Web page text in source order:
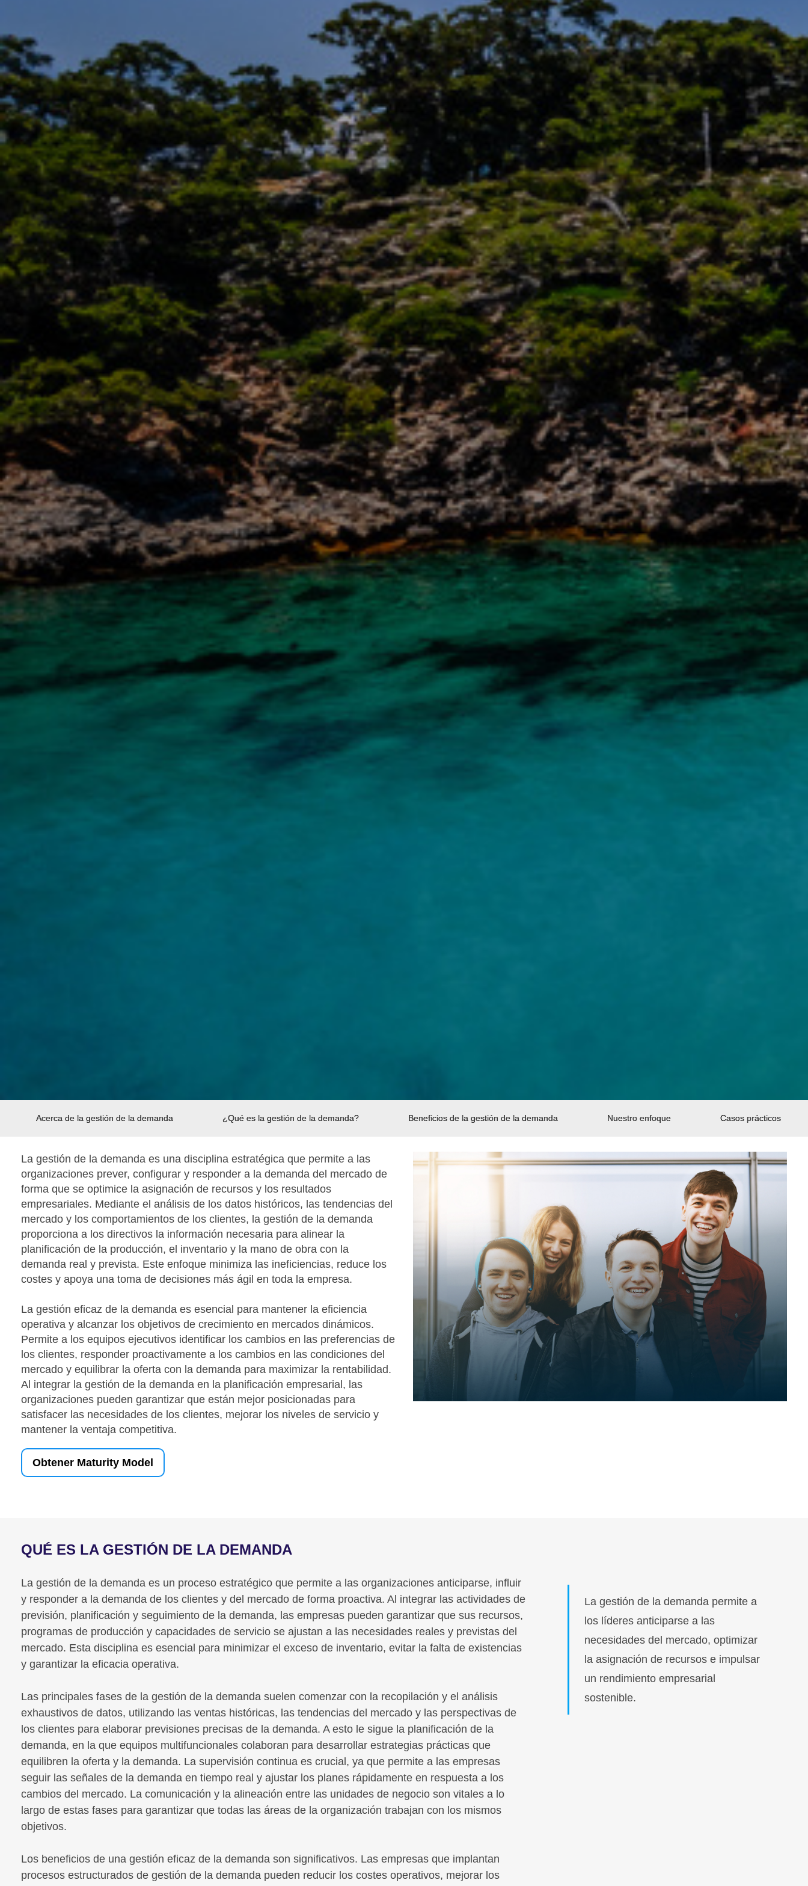
Acerca de la gestión de la demanda ¿Qué es la gestión de la demanda? Beneficios de la gestión de la demanda Nuestro enfoque Casos prácticos
La gestión de la demanda es una disciplina estratégica que permite a las
organizaciones prever, configurar y responder a la demanda del mercado de
forma que se optimice la asignación de recursos y los resultados
empresariales. Mediante el análisis de los datos históricos, las tendencias del
mercado y los comportamientos de los clientes, la gestión de la demanda
proporciona a los directivos la información necesaria para alinear la
planificación de la producción, el inventario y la mano de obra con la
demanda real y prevista. Este enfoque minimiza las ineficiencias, reduce los
costes y apoya una toma de decisiones más ágil en toda la empresa.
La gestión eficaz de la demanda es esencial para mantener la eficiencia
operativa y alcanzar los objetivos de crecimiento en mercados dinámicos.
Permite a los equipos ejecutivos identificar los cambios en las preferencias de
los clientes, responder proactivamente a los cambios en las condiciones del
mercado y equilibrar la oferta con la demanda para maximizar la rentabilidad.
Al integrar la gestión de la demanda en la planificación empresarial, las
organizaciones pueden garantizar que están mejor posicionadas para
satisfacer las necesidades de los clientes, mejorar los niveles de servicio y
mantener la ventaja competitiva.
Obtener Maturity Model
QUÉ ES LA GESTIÓN DE LA DEMANDA
La gestión de la demanda es un proceso estratégico que permite a las organizaciones anticiparse, influir
y responder a la demanda de los clientes y del mercado de forma proactiva. Al integrar las actividades de
previsión, planificación y seguimiento de la demanda, las empresas pueden garantizar que sus recursos,
programas de producción y capacidades de servicio se ajustan a las necesidades reales y previstas del
mercado. Esta disciplina es esencial para minimizar el exceso de inventario, evitar la falta de existencias
y garantizar la eficacia operativa.
Las principales fases de la gestión de la demanda suelen comenzar con la recopilación y el análisis
exhaustivos de datos, utilizando las ventas históricas, las tendencias del mercado y las perspectivas de
los clientes para elaborar previsiones precisas de la demanda. A esto le sigue la planificación de la
demanda, en la que equipos multifuncionales colaboran para desarrollar estrategias prácticas que
equilibren la oferta y la demanda. La supervisión continua es crucial, ya que permite a las empresas
seguir las señales de la demanda en tiempo real y ajustar los planes rápidamente en respuesta a los
cambios del mercado. La comunicación y la alineación entre las unidades de negocio son vitales a lo
largo de estas fases para garantizar que todas las áreas de la organización trabajan con los mismos
objetivos.
Los beneficios de una gestión eficaz de la demanda son significativos. Las empresas que implantan
procesos estructurados de gestión de la demanda pueden reducir los costes operativos, mejorar los
La gestión de la demanda permite a
los líderes anticiparse a las
necesidades del mercado, optimizar
la asignación de recursos e impulsar
un rendimiento empresarial
sostenible.